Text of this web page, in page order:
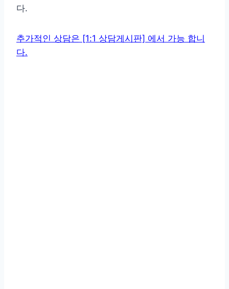
다.
추가적인 상담은 [1:1 상담게시판] 에서 가능 합니
다.